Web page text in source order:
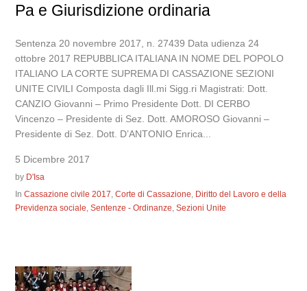
Pa e Giurisdizione ordinaria
Sentenza 20 novembre 2017, n. 27439 Data udienza 24
ottobre 2017 REPUBBLICA ITALIANA IN NOME DEL POPOLO
ITALIANO LA CORTE SUPREMA DI CASSAZIONE SEZIONI
UNITE CIVILI Composta dagli Ill.mi Sigg.ri Magistrati: Dott.
CANZIO Giovanni – Primo Presidente Dott. DI CERBO
Vincenzo – Presidente di Sez. Dott. AMOROSO Giovanni –
Presidente di Sez. Dott. D’ANTONIO Enrica...
5 Dicembre 2017
by D'Isa
InCassazione civile 2017 ,Corte di Cassazione Diritto del Lavoro e della
Previdenza sociale ,Sentenze - Ordinanze ,Sezioni Unite